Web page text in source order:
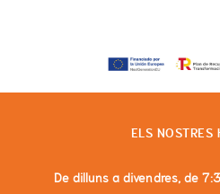
ELS NOSTRES
De dilluns a divendres, de